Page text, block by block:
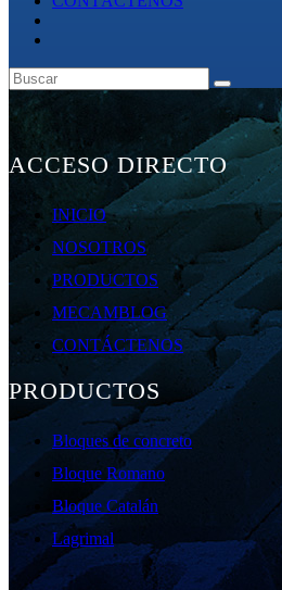
ACCESO DIRECTO
INICIO
NOSOTROS
PRODUCTOS
MECAMBLOG
CONTÁCTENOS
PRODUCTOS
Bloques de concreto
Bloque Romano
Bloque Catalán
Lagrimal